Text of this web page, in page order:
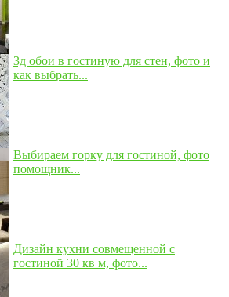
3д обои в гостиную для стен, фото и
как выбрать...
Выбираем горку для гостиной, фото
помощник...
Дизайн кухни совмещенной с
гостиной 30 кв м, фото...